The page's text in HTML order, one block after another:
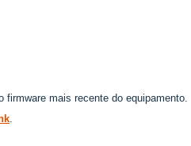
firmware mais recente do equipamento.
.